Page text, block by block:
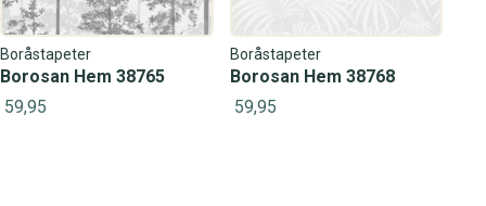
Boråstapeter
Borosan Hem 38765
59,95
Boråstapeter
Borosan Hem 38768
59,95